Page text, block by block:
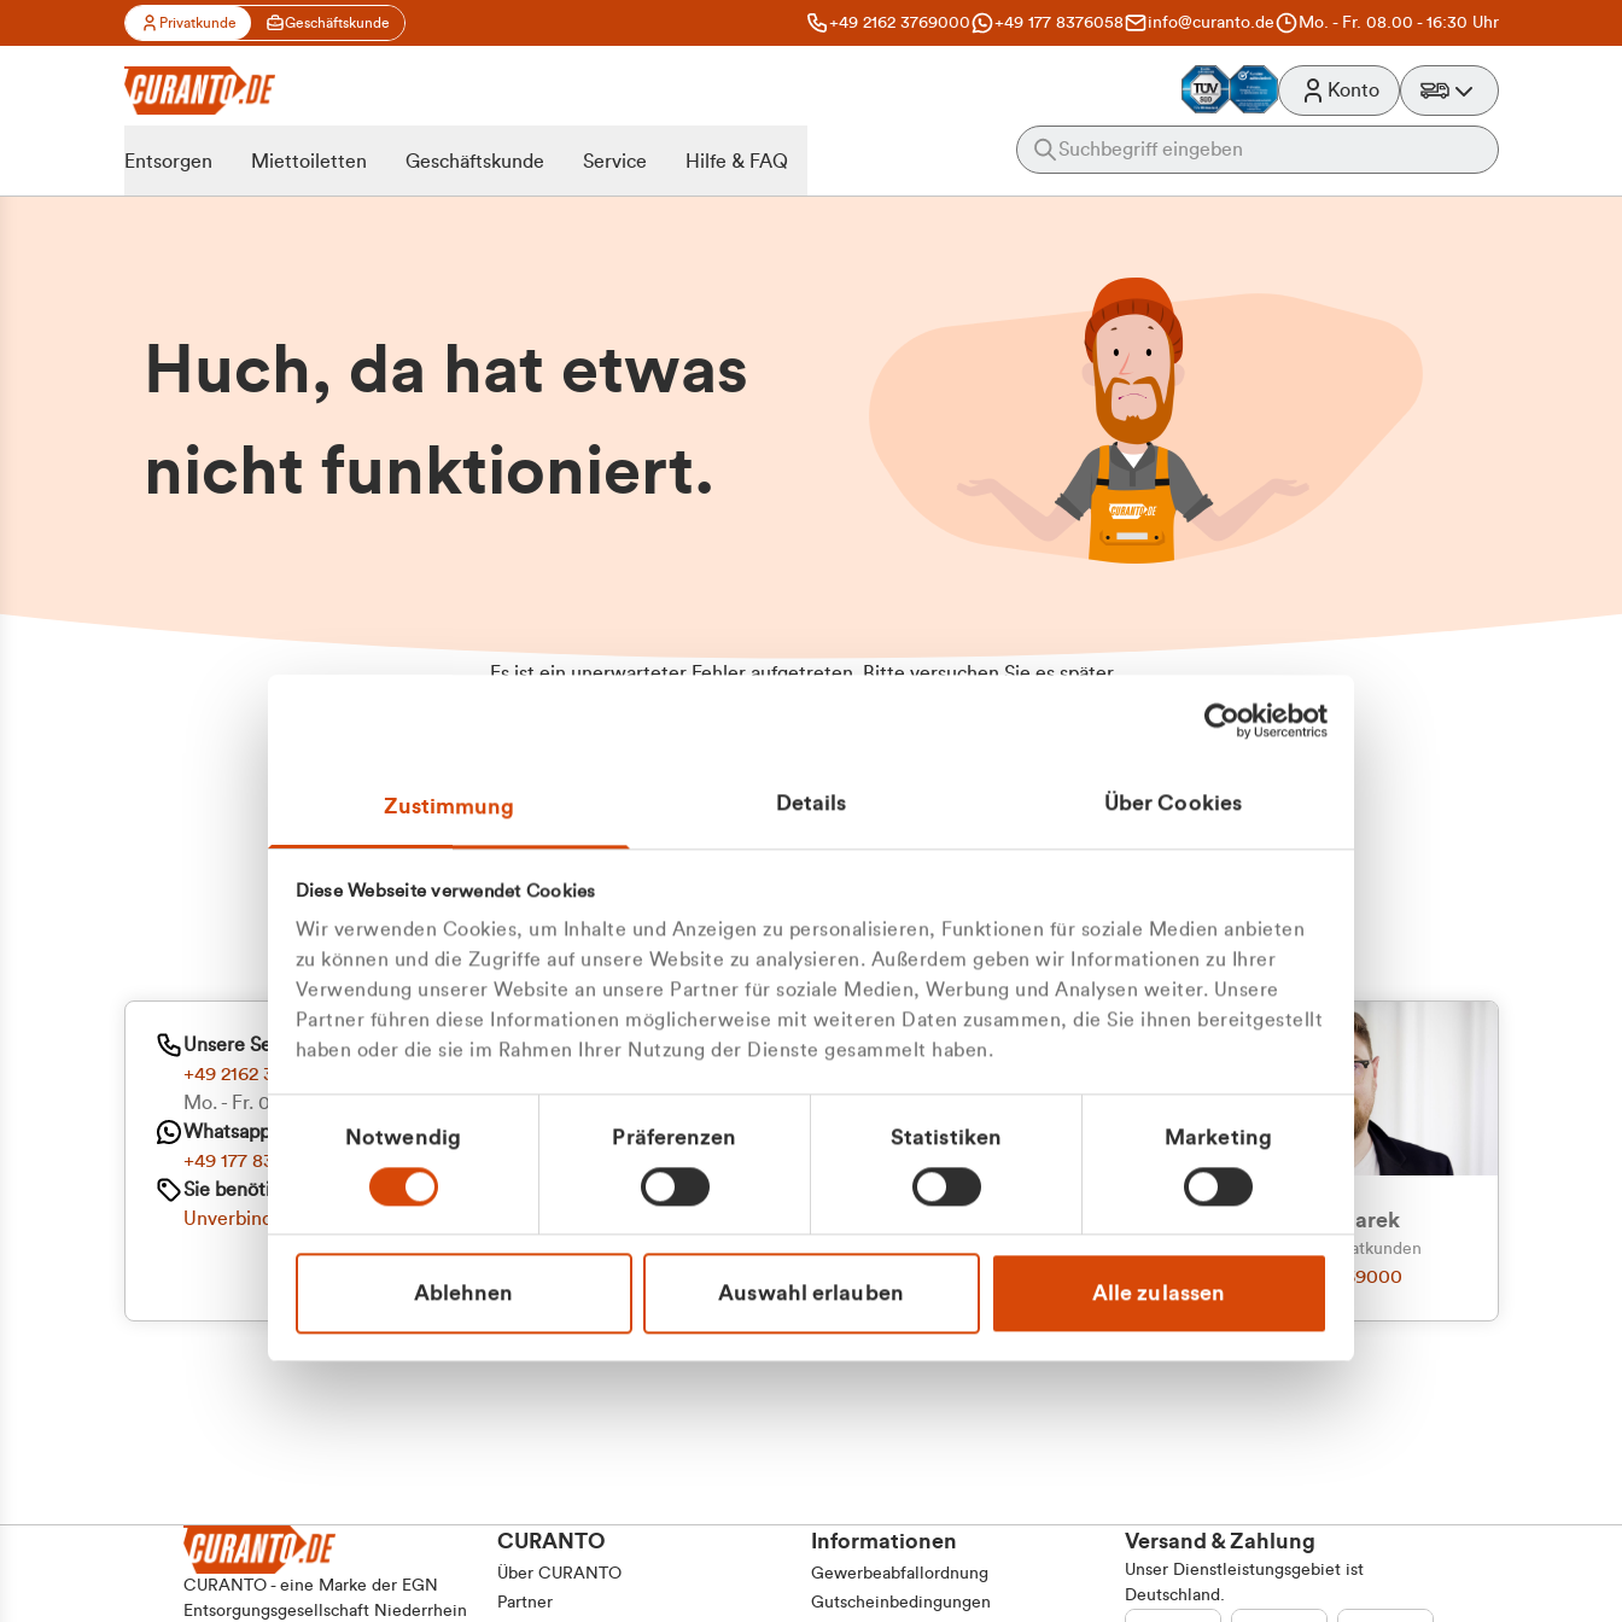
Zustimmung Details Über Cookies
Diese Webseite verwendet Cookies
Wir verwenden Cookies, um Inhalte und Anzeigen zu personalisieren, Funktionen für soziale Medien anbieten
zu können und die Zugriffe auf unsere Website zu analysieren. Außerdem geben wir Informationen zu Ihrer
Verwendung unserer Website an unsere Partner für soziale Medien, Werbung und Analysen weiter. Unsere
Partner führen diese Informationen möglicherweise mit weiteren Daten zusammen, die Sie ihnen bereitgestellt
haben oder die sie im Rahmen Ihrer Nutzung der Dienste gesammelt haben.
Einwilligungsauswahl
Notwendig Präferenzen Statistiken Marketing
Ablehnen Auswahl erlauben Alle zulassen
Privatkunde Geschäftskunde +49 2162 3769000 +49 177 8376058 info@curanto.de Mo. - Fr. 08.00 - 16:30 Uhr
Konto
Entsorgen Miettoiletten Geschäftskunde Service Hilfe & FAQ
Huch, da hat etwas
nicht funktioniert.
Es ist ein unerwarteter Fehler aufgetreten. Bitte versuchen Sie es später
aufgetretenen Fehler an. Wir entschuldigen uns für eventuelle
Unannehmlichkeiten.
Zum Abfallberater
Oder kontaktieren Sie uns persönlich
Wir sind gerne für Sie da
Unsere Service-Hotline
+49 2162 3769000
Mo. - Fr. 08.00 - 16:30 Uhr
Whatsapp
+49 177 8376058
Sie benötigen ein individuelles Angebot?
Unverbindliche Anfrage stellen
Julian Marek
Vertrieb - Privatkunden
0216 237 69000
CURANTO - eine Marke der EGN
Entsorgungsgesellschaft Niederrhein
CURANTO
Über CURANTO
Partner
Informationen
Gewerbeabfallordnung
Gutscheinbedingungen
Versand & Zahlung
Unser Dienstleistungsgebiet ist
Deutschland.